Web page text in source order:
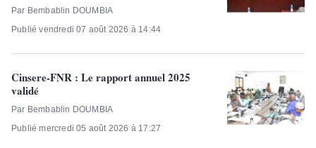
Par Bembablin DOUMBIA
Publié vendredi 07 août 2026 à 14:44
Cinsere-FNR : Le rapport annuel 2025
validé
Par Bembablin DOUMBIA
Publié mercredi 05 août 2026 à 17:27